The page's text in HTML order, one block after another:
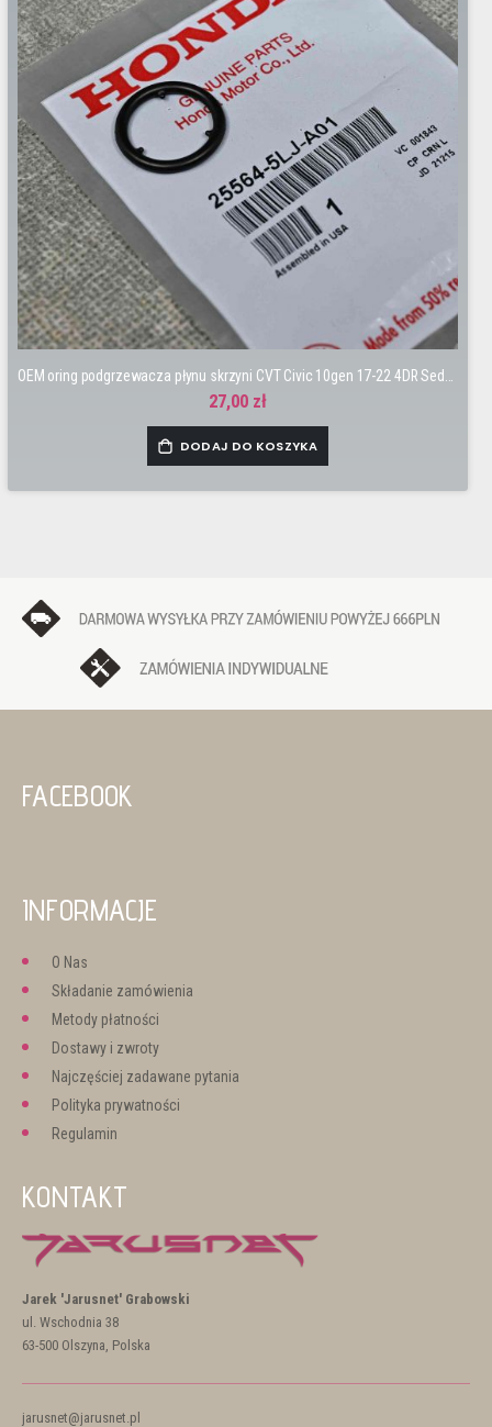
27,00 zł
DODAJ DO KOSZYKA
FACEBOOK
INFORMACJE
O Nas
Składanie zamówienia
Metody płatności
Dostawy i zwroty
Najczęściej zadawane pytania
Polityka prywatności
Regulamin
KONTAKT
Jarek 'Jarusnet' Grabowski
ul. Wschodnia 38
63-500 Olszyna, Polska
jarusnet@jarusnet.pl